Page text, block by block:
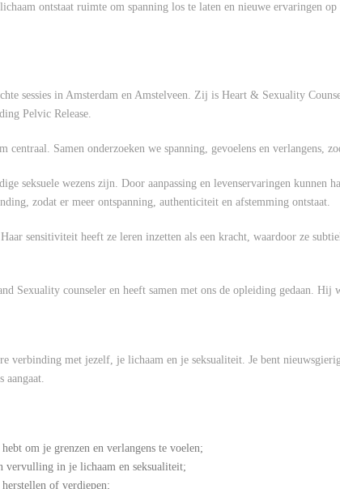
ontstaat ruimte om spanning los te laten en nieuwe ervaringen
sessies in Amsterdam en Amstelveen. Zij is Heart & Sexuality
Pelvic Release.
centraal. Samen onderzoeken we spanning, gevoelens en verlangens,
seksuele wezens zijn. Door aanpassing en levenservaringen kunnen
zodat er meer ontspanning, authenticiteit en afstemming ontstaat.
sensitiviteit heeft ze leren inzetten als een kracht, waardoor ze
Sexuality counseler en heeft samen met ons de opleiding gedaan. Hij
verbinding met jezelf, je lichaam en je seksualiteit. Je bent
aangaat.
om je grenzen en verlangens te voelen;
vervulling in je lichaam en seksualiteit;
of verdiepen;